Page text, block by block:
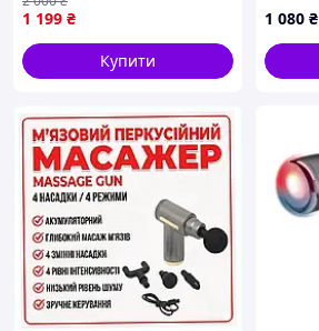
1 199 ₴
Купити
1 080 ₴